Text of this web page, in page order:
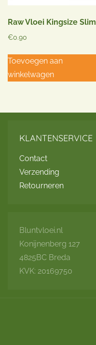
Raw Vloei Kingsize Slim
€0.90
Toevoegen aan
winkelwagen
KLANTENSERVICE
Contact
Verzending
Retourneren
Bluntvloei.nl
Konijnenberg 127
4825BC Breda
KVK: 20169750